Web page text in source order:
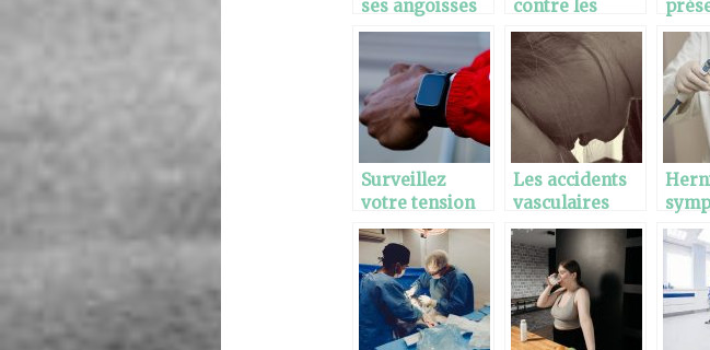
ses angoisses
contre les
insomnies
Surveillez
votre tension
artérielle
grâce aux
montres
connectées
Les accidents
vasculaires
cérébraux, un
danger dont il
est important
de se protéger.
faire